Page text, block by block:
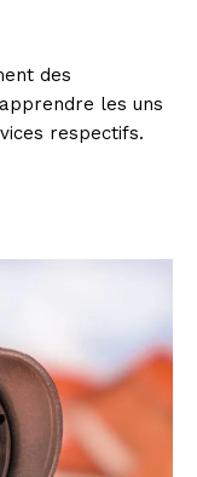
des
les uns
respectifs.